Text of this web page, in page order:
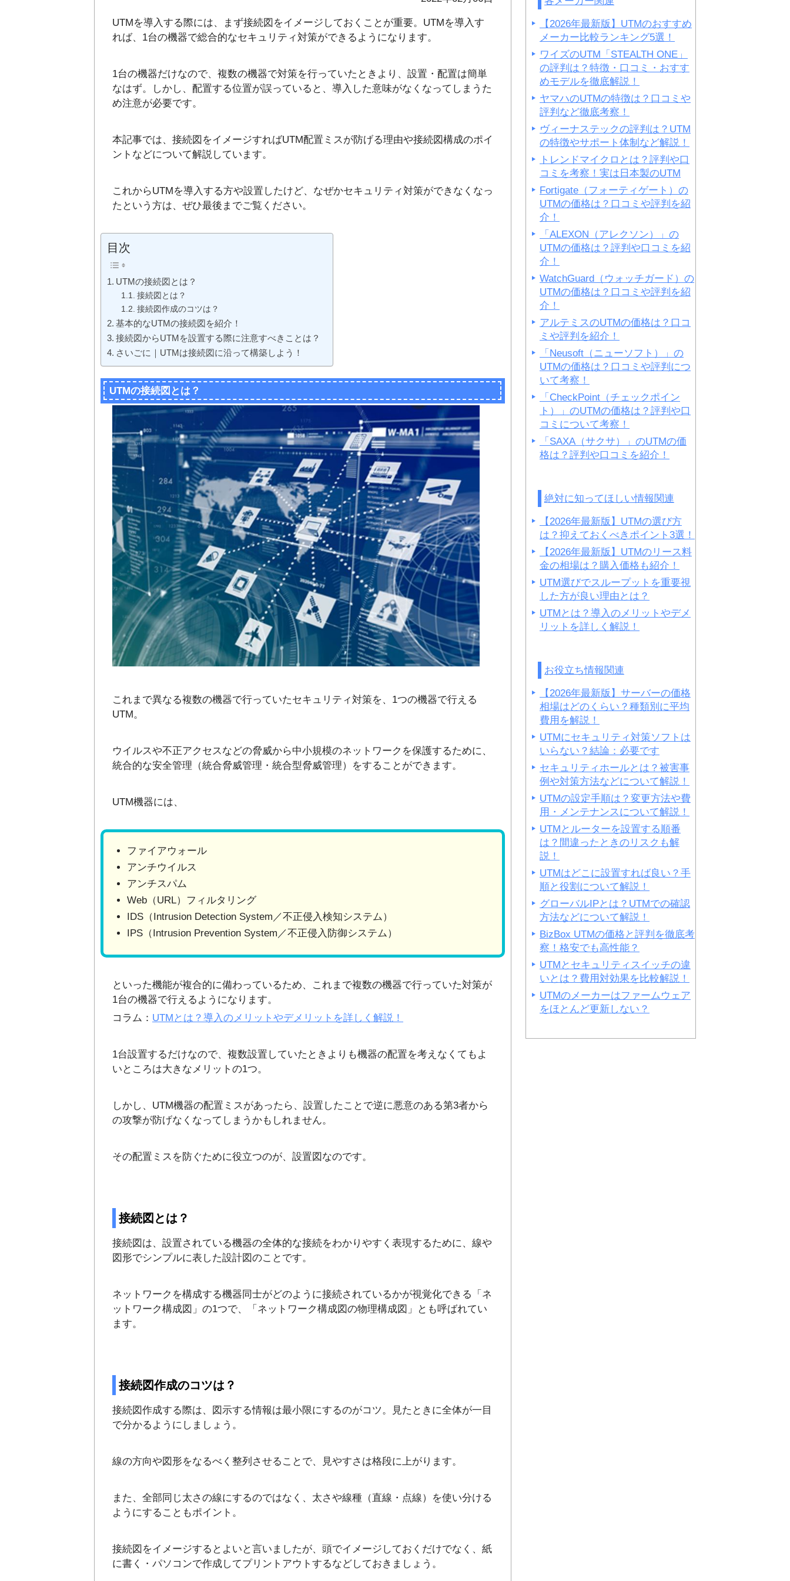
UTMを導入する際には、まず接続図をイメージしておくことが重要。UTMを導入す
れば、1台の機器で総合的なセキュリティ対策ができるようになります。
1台の機器だけなので、複数の機器で対策を行っていたときより、設置・配置は簡単
なはず。しかし、配置する位置が誤っていると、導入した意味がなくなってしまうた
め注意が必要です。
本記事では、接続図をイメージすればUTM配置ミスが防げる理由や接続図構成のポイ
ントなどについて解説しています。
これからUTMを導入する方や設置したけど、なぜかセキュリティ対策ができなくなっ
たという方は、ぜひ最後までご覧ください。
目次
UTMの接続図とは？
接続図とは？
接続図作成のコツは？
基本的なUTMの接続図を紹介！
接続図からUTMを設置する際に注意すべきことは？
さいごに｜UTMは接続図に沿って構築しよう！
UTMの接続図とは？
これまで異なる複数の機器で行っていたセキュリティ対策を、1つの機器で行える
UTM。
ウイルスや不正アクセスなどの脅威から中小規模のネットワークを保護するために、
統合的な安全管理（統合脅威管理・統合型脅威管理）をすることができます。
UTM機器には、
ファイアウォール
アンチウイルス
アンチスパム
Web（URL）フィルタリング
IDS（Intrusion Detection System／不正侵入検知システム）
IPS（Intrusion Prevention System／不正侵入防御システム）
といった機能が複合的に備わっているため、これまで複数の機器で行っていた対策が
1台の機器で行えるようになります。
コラム： UTMとは？導入のメリットやデメリットを詳しく解説！
1台設置するだけなので、複数設置していたときよりも機器の配置を考えなくてもよ
いところは大きなメリットの1つ。
しかし、UTM機器の配置ミスがあったら、設置したことで逆に悪意のある第3者から
の攻撃が防げなくなってしまうかもしれません。
その配置ミスを防ぐために役立つのが、設置図なのです。
接続図とは？
接続図は、設置されている機器の全体的な接続をわかりやすく表現するために、線や
図形でシンプルに表した設計図のことです。
ネットワークを構成する機器同士がどのように接続されているかが視覚化できる「ネ
ットワーク構成図」の1つで、「ネットワーク構成図の物理構成図」とも呼ばれてい
ます。
接続図作成のコツは？
接続図作成する際は、図示する情報は最小限にするのがコツ。見たときに全体が一目
で分かるようにしましょう。
線の方向や図形をなるべく整列させることで、見やすさは格段に上がります。
また、全部同じ太さの線にするのではなく、太さや線種（直線・点線）を使い分ける
ようにすることもポイント。
接続図をイメージするとよいと言いましたが、頭でイメージしておくだけでなく、紙
に書く・パソコンで作成してプリントアウトするなどしておきましょう。
【2026年最新版】UTMのおすすめ
メーカー比較ランキング5選！
ワイズのUTM「STEALTH ONE」
の評判は？特徴・口コミ・おすす
めモデルを徹底解説！
ヤマハのUTMの特徴は？口コミや
評判など徹底考察！
ヴィーナステックの評判は？UTM
の特徴やサポート体制など解説！
トレンドマイクロとは？評判や口
コミを考察！実は日本製のUTM
Fortigate（フォーティゲート）の
UTMの価格は？口コミや評判を紹
介！
「ALEXON（アレクソン）」の
UTMの価格は？評判や口コミを紹
介！
WatchGuard（ウォッチガード）の
UTMの価格は？口コミや評判を紹
介！
アルテミスのUTMの価格は？口コ
ミや評判を紹介！
「Neusoft（ニューソフト）」の
UTMの価格は？口コミや評判につ
いて考察！
「CheckPoint（チェックポイン
ト）」のUTMの価格は？評判や口
コミについて考察！
「SAXA（サクサ）」のUTMの価
格は？評判や口コミを紹介！
絶対に知ってほしい情報関連
【2026年最新版】UTMの選び方
は？抑えておくべきポイント3選！
【2026年最新版】UTMのリース料
金の相場は？購入価格も紹介！
UTM選びでスループットを重要視
した方が良い理由とは？
UTMとは？導入のメリットやデメ
リットを詳しく解説！
お役立ち情報関連
【2026年最新版】サーバーの価格
相場はどのくらい？種類別に平均
費用を解説！
UTMにセキュリティ対策ソフトは
いらない？結論：必要です
セキュリティホールとは？被害事
例や対策方法などについて解説！
UTMの設定手順は？変更方法や費
用・メンテナンスについて解説！
UTMとルーターを設置する順番
は？間違ったときのリスクも解
説！
UTMはどこに設置すれば良い？手
順と役割について解説！
グローバルIPとは？UTMでの確認
方法などについて解説！
BizBox UTMの価格と評判を徹底考
察！格安でも高性能？
UTMとセキュリティスイッチの違
いとは？費用対効果を比較解説！
UTMのメーカーはファームウェア
をほとんど更新しない？